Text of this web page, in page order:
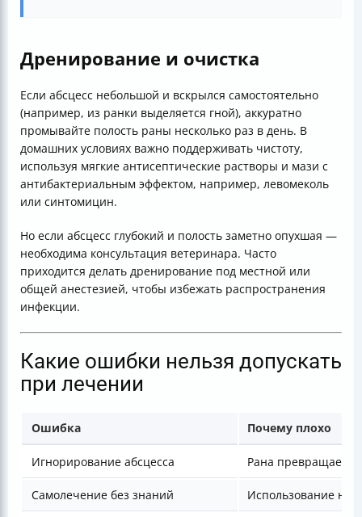
Дренирование и очистка
Если абсцесс небольшой и вскрылся самостоятельно
(например, из ранки выделяется гной), аккуратно
промывайте полость раны несколько раз в день. В
домашних условиях важно поддерживать чистоту,
используя мягкие антисептические растворы и мази с
антибактериальным эффектом, например, левомеколь
или синтомицин.
Но если абсцесс глубокий и полость заметно опухшая —
необходима консультация ветеринара. Часто
приходится делать дренирование под местной или
общей анестезией, чтобы избежать распространения
инфекции.
Какие ошибки нельзя допускать
при лечении
Ошибка Почему плохо
Игнорирование абсцесса Рана превращается
Самолечение без знаний Использование